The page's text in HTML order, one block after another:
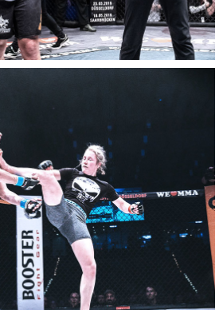
DIE HÄRTESTEN
FIGHTER